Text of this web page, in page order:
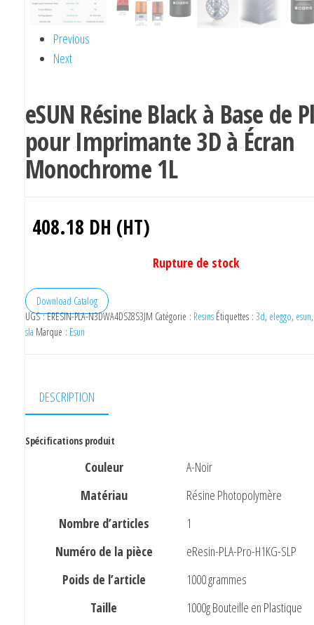
Previous
Next
eSUN Résine Black à Base de
pour Imprimante 3D à Écran
Monochrome 1L
408.18 DH (HT)
Rupture de stock
Download Catalog
UGS :ERESIN-PLA-N3DWA4DSZ8S3JM Catégorie : Resins Étiquettes : 3d, eleggo, esun
sla Marque : Esun
DESCRIPTION
Spécifications produit
Couleur
A-Noir
Matériau
Résine Photopolymère
Nombre d’articles
1
Numéro de la pièce
eResin-PLA-Pro-H1KG-SLP
Poids de l’article
1000 grammes
Taille
1000g Bouteille en Plastique